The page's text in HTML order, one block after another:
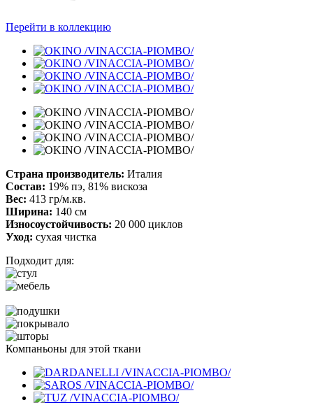
Перейти в коллекцию
Страна производитель: Италия
Состав: 19% пэ, 81% вискоза
Вес: 413 гр/м.кв.
Ширина: 140 см
Износоустойчивость: 20 000 циклов
Уход: сухая чистка
Подходит для:
Компаньоны для этой ткани